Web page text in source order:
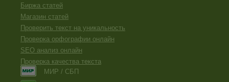
Биржа статей
Магазин статей
Проверить текст на уникальность
Проверка орфографии онлайн
SEO анализ онлайн
Проверка качества текста
МИР / СБП